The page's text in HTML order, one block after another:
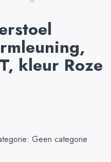
kleur Roze
Geen categorie